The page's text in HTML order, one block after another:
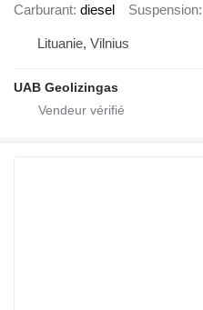
Carburant diesel Suspension
Lituanie, Vilnius
UAB Geolizingas